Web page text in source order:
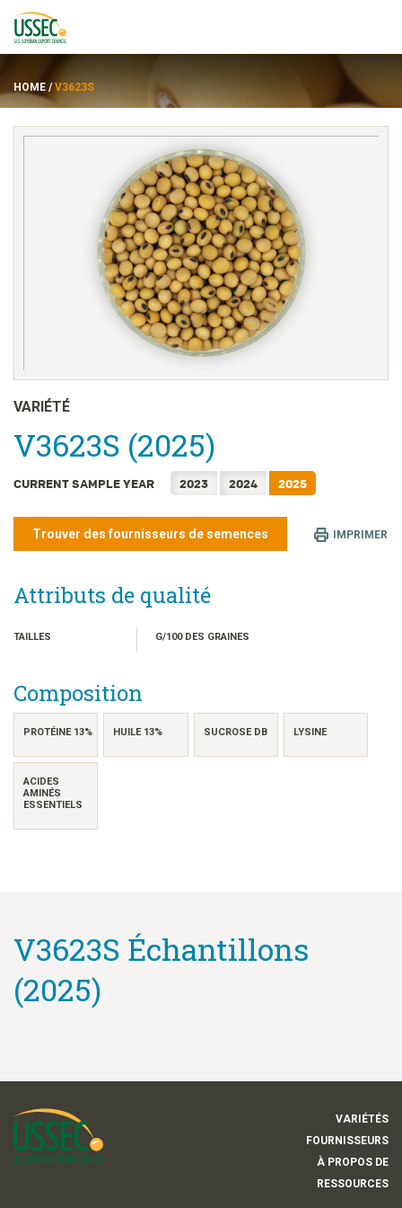
Fournisseurs
À propos de
ENGLISH
日本語
한국어
简体中文
繁體中文
TIẾNG VIỆT
HOME /V3623S
VARIÉTÉ
V3623S (2025)
CURRENT SAMPLE YEAR 2023 2024 2025
Trouver des fournisseurs de semences IMPRIMER
Attributs de qualité
TAILLES G/100 DES GRAINES
Composition
PROTÉINE 13% HUILE 13% SUCROSE DB LYSINE
ACIDES
AMINÉS
ESSENTIELS
V3623S Échantillons
(2025)
VARIÉTÉS
FOURNISSEURS
À PROPOS DE
RESSOURCES